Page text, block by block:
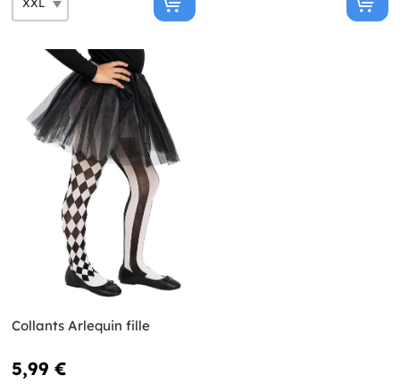
Collants Arlequin fille
5,99 €